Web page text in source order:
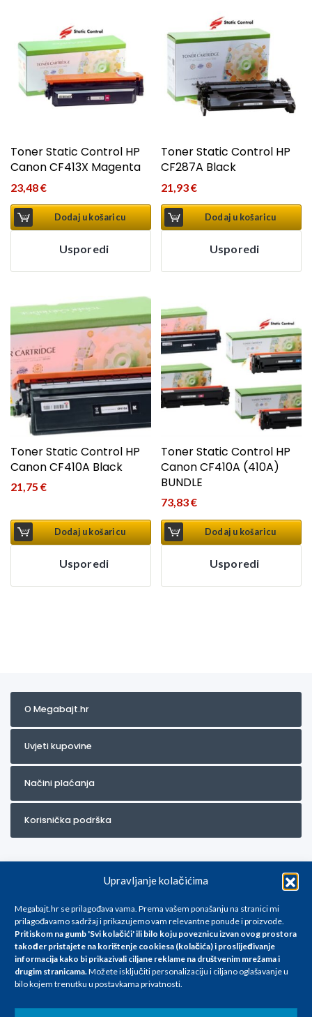
Upravljanje kolačićima
Megabajt.hr se prilagođava vama. Prema vašem ponašanju na stranici mi
prilagođavamo sadržaj i prikazujemo vam relevantne ponude i proizvode.
Pritiskom na gumb 'Svi kolačići' ili bilo koju poveznicu izvan ovog prostora
također pristajete na korištenje cookiesa (kolačića) i proslijeđivanje
informacija kako bi prikazivali ciljane reklame na društvenim mrežama i
drugim stranicama.Možete isključiti personalizaciju i ciljano oglašavanje u
bilo kojem trenutku u postavkama privatnosti.
Toner Static Control HP
Canon CF413X Magenta
23,48€
Dodaj u košaricu
Usporedi
Toner Static Control HP
CF287A Black
21,93€
Dodaj u košaricu
Usporedi
Toner Static Control HP
Canon CF410A Black
21,75 €
Dodaj u košaricu
Usporedi
Toner Static Control HP
Canon CF410A (410A)
BUNDLE
73,83€
Dodaj u košaricu
Usporedi
O Megabajt.hr
Uvjeti kupovine
Načini plaćanja
Korisnička podrška
Za artikle kojih trenutno nema u ponudi obratite nam se na
info@megabajt.hr. Sve cijene su informativnog karaktera i podložne su
promjenama, a
iskazane su za avansno plaćanje(gotovina) u Eurima i uključuju PDV. Sve
se razlikovati od cijena u našim poslovnicama. Trudimo se dati što bolji